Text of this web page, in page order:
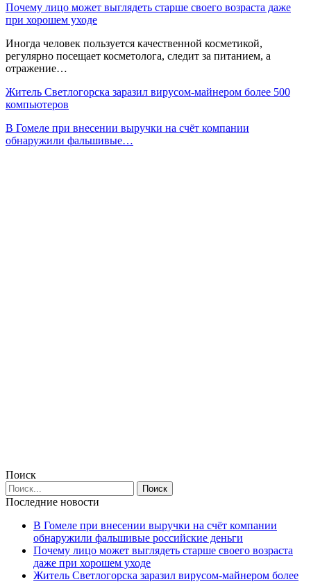
Почему лицо может выглядеть старше своего возраста даже
при хорошем уходе
Иногда человек пользуется качественной косметикой,
регулярно посещает косметолога, следит за питанием, а
отражение…
Житель Светлогорска заразил вирусом-майнером более 500
компьютеров
В Гомеле при внесении выручки на счёт компании
обнаружили фальшивые…
Поиск
Последние новости
В Гомеле при внесении выручки на счёт компании
обнаружили фальшивые российские деньги
Почему лицо может выглядеть старше своего возраста
даже при хорошем уходе
Житель Светлогорска заразил вирусом-майнером более